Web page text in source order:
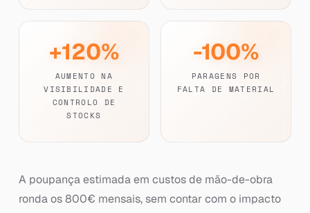
+120%
AUMENTO NA
VISIBILIDADE E
CONTROLO DE
STOCKS
-100%
PARAGENS POR
FALTA DE MATERIAL
A poupança estimada em custos de mão-de-obra
ronda os 800€ mensais, sem contar com o impacto